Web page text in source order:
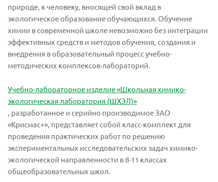
природе, к человеку, вносящей свой вклад в
экологическое образование обучающихся. Обучение
химии в современной школе невозможно без интеграции
эффективных средств и методов обучения, создания и
внедрения в образовательный процесс учебно-
методических комплексов-лабораторий.
Учебно-лабораторное изделие «Школьная химико-
экологическая лаборатория (ШХЭЛ)»
, разработанное и серийно производимое ЗАО
«Крисмас+», представляет собой класс-комплект для
проведения практических работ по решению
экспериментальных исследовательских задач химико-
экологической направленности в 8-11 классах
общеобразовательных школ.